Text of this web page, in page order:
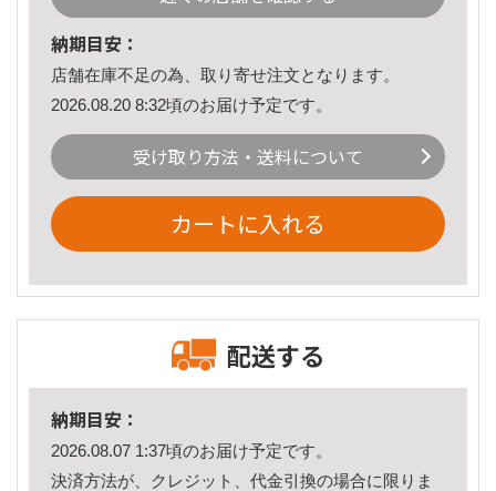
納期目安：
店舗在庫不足の為、取り寄せ注文となります。
2026.08.20 8:32頃のお届け予定です。
受け取り方法・送料について
カートに入れる
配送する
納期目安：
2026.08.07 1:37頃のお届け予定です。
決済方法が、クレジット、代金引換の場合に限りま